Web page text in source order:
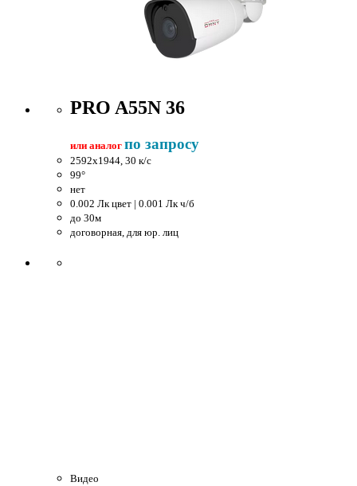
PRO A55N 36
или аналог по запросу
2592x1944, 30 к/c
99°
нет
0.002 Лк цвет | 0.001 Лк ч/б
до 30м
договорная, для юр. лиц
Видео